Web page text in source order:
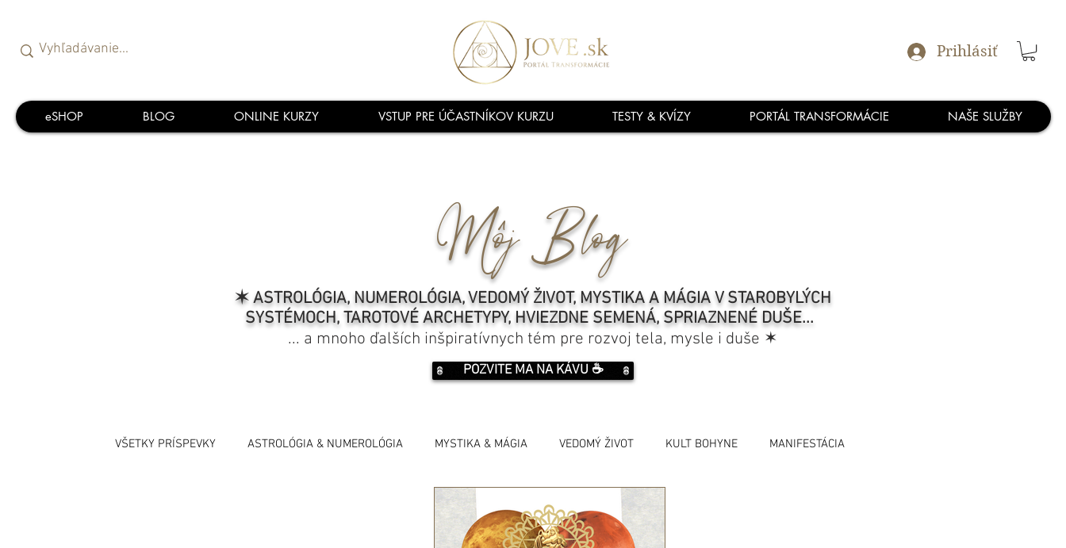
Prihlásiť
eSHOP BLOG ONLINE KURZY VSTUP PRE ÚČASTNÍKOV KURZU TESTY & KVÍZY PORTÁL TRANSFORMÁCIE NAŠE SLUŽBY
Môj Blog
✶ ASTROLÓGIA, NUMEROLÓGIA, VEDOMÝ ŽIVOT, MYSTIKA A MÁGIA V STAROBYLÝCH
SYSTÉMOCH, TAROTOVÉ ARCHETYPY, HVIEZDNE SEMENÁ, SPRIAZNENÉ DUŠE...
... a mnoho ďalších inšpiratívnych tém pre rozvoj tela, mysle i duše ✶
POZVITE MA NA KÁVU ☕️
VŠETKY PRÍSPEVKY ASTROLÓGIA & NUMEROLÓGIA MYSTIKA & MÁGIA VEDOMÝ ŽIVOT KULT BOHYNE MANIFESTÁCIA